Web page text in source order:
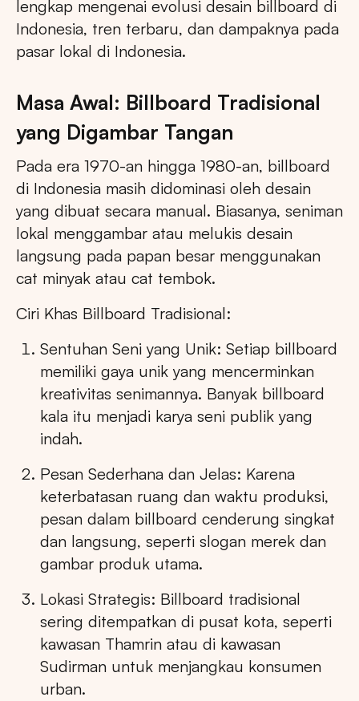
lengkap mengenai evolusi desain billboard di
Indonesia, tren terbaru, dan dampaknya pada
pasar lokal di Indonesia.
Masa Awal: Billboard Tradisional
yang Digambar Tangan
Pada era 1970-an hingga 1980-an, billboard
di Indonesia masih didominasi oleh desain
yang dibuat secara manual. Biasanya, seniman
lokal menggambar atau melukis desain
langsung pada papan besar menggunakan
cat minyak atau cat tembok.
Ciri Khas Billboard Tradisional:
Sentuhan Seni yang Unik: Setiap billboard
memiliki gaya unik yang mencerminkan
kreativitas senimannya. Banyak billboard
kala itu menjadi karya seni publik yang
indah.
Pesan Sederhana dan Jelas: Karena
keterbatasan ruang dan waktu produksi,
pesan dalam billboard cenderung singkat
dan langsung, seperti slogan merek dan
gambar produk utama.
Lokasi Strategis: Billboard tradisional
sering ditempatkan di pusat kota, seperti
kawasan Thamrin atau di kawasan
Sudirman untuk menjangkau konsumen
urban.